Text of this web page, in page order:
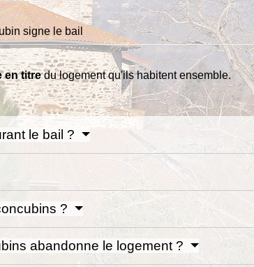
signe le bail
en titredu logement qu'ils habitent ensemble.
le bail ?
?
abandonne le logement ?